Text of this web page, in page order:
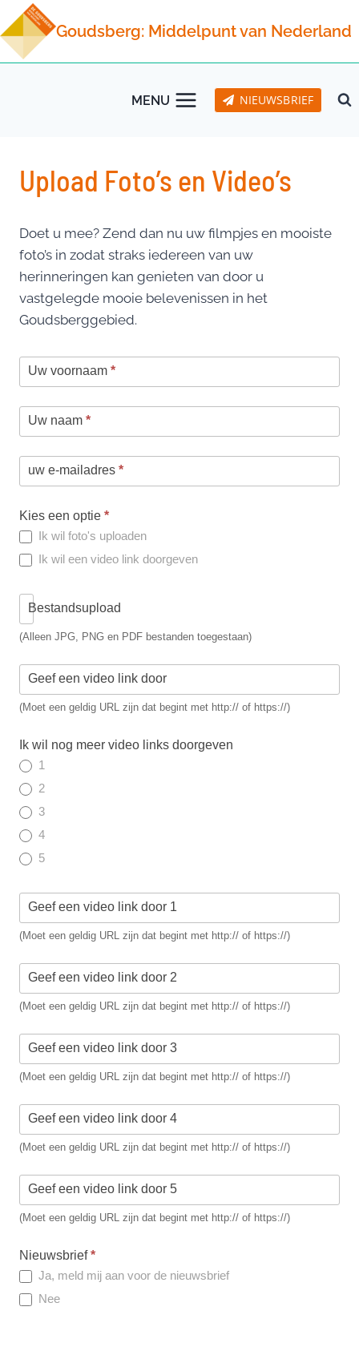
Doorgaan
naar
inhoud
Goudsberg: Middelpunt van Nederland
MENU NIEUWSBRIEF
Upload Foto’s en Video’s
Doet u mee? Zend dan nu uw filmpjes en mooiste
foto’s in zodat straks iedereen van uw
herinneringen kan genieten van door u
vastgelegde mooie belevenissen in het
Goudsberggebied.
Uw voornaam *
Uw naam *
uw e-mailadres *
Kies een optie *
Ik wil foto's uploaden
Ik wil een video link doorgeven
Bestandsupload
(Alleen JPG, PNG en PDF bestanden toegestaan)
Geef een video link door
(Moet een geldig URL zijn dat begint met http:// of https://)
Ik wil nog meer video links doorgeven
1
2
3
4
5
Geef een video link door 1
(Moet een geldig URL zijn dat begint met http:// of https://)
Geef een video link door 2
(Moet een geldig URL zijn dat begint met http:// of https://)
Geef een video link door 3
(Moet een geldig URL zijn dat begint met http:// of https://)
Geef een video link door 4
(Moet een geldig URL zijn dat begint met http:// of https://)
Geef een video link door 5
(Moet een geldig URL zijn dat begint met http:// of https://)
Nieuwsbrief*
Ja, meld mij aan voor de nieuwsbrief
Nee